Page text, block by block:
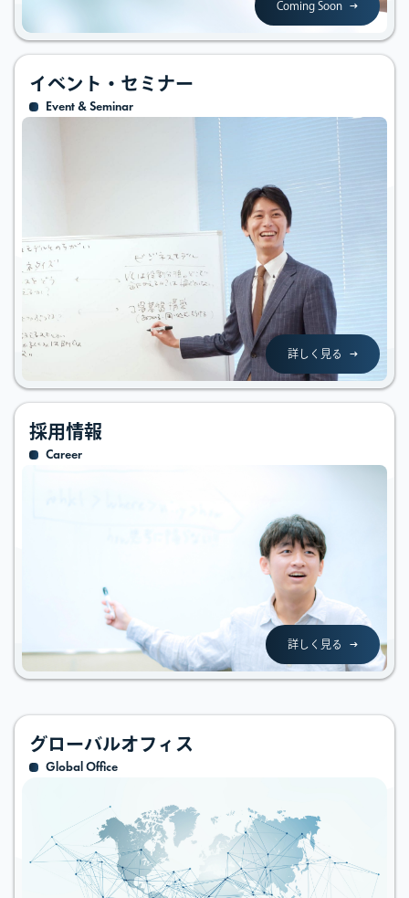
Coming Soon
イベント・セミナー
Event & Seminar
詳しく見る
採用情報
Career
詳しく見る
グローバルオフィス
Global Office